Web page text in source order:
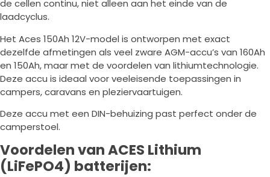
de cellen continu, niet alleen aan het einde van de
laadcyclus.
Het Aces 150Ah 12V-model is ontworpen met exact
dezelfde afmetingen als veel zware AGM-accu’s van 160Ah
en 150Ah, maar met de voordelen van lithiumtechnologie.
Deze accu is ideaal voor veeleisende toepassingen in
campers, caravans en pleziervaartuigen.
Deze accu met een DIN-behuizing past perfect onder de
camperstoel.
Voordelen van ACES Lithium
(LiFePO4) batterijen: